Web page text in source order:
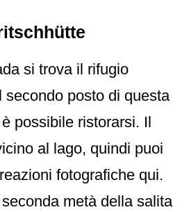
si trova il rifugio
secondo posto di questa
possibile ristorarsi. Il
al lago, quindi puoi
fotografiche qui.
metà della salita